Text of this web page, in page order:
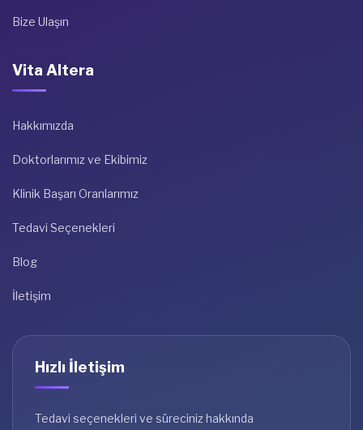
Bize Ulaşın
Vita Altera
Hakkımızda
Doktorlarımız ve Ekibimiz
Klinik Başarı Oranlarımız
Tedavi Seçenekleri
Blog
İletişim
Hızlı İletişim
Tedavi seçenekleri ve süreciniz hakkında